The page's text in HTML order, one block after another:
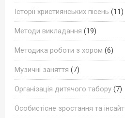
Історії християнських пісень (11)
Методи викладання (19)
Методика роботи з хором (6)
Музичні заняття (7)
Організація дитячого табору (7)
Особистісне зростання та інсайт